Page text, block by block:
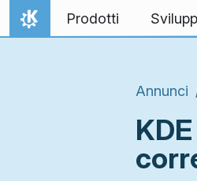
Passa al contenuto
Pagina iniziale
Prodotti
Annunci